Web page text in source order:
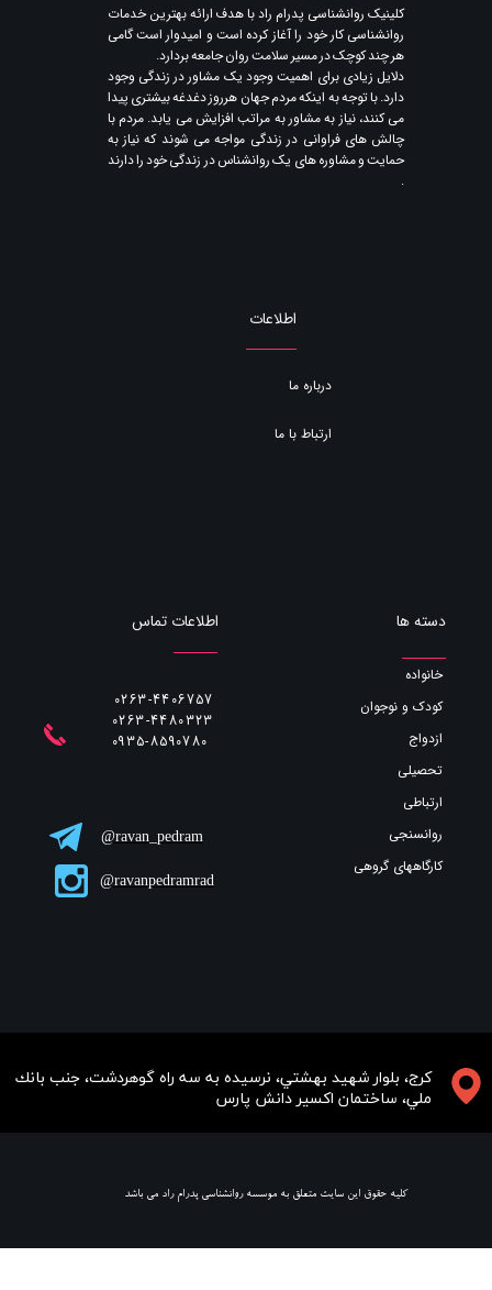
​​​كرج، بلوار شهيد بهشتي، نرسيده به سه راه گوهردشت، جنب بانك
ملي، ساختمان اكسير دانش پارس
​کلینیک روانشناسی پدرام راد با هدف ارائه بهترین خدمات
روانشناسی کار خود را آغاز کرده است و امیدوار است گامی
هر چند کوچک در مسیر سلامت روان جامعه بردارد.
دلایل زیادی برای اهمیت وجود یک مشاور در زندگی وجود
دارد. با توجه به اینکه مردم جهان هرروز دغدغه بیشتری پیدا
می کنند​​​​​​​، نیاز به مشاور به مراتب افزایش می یابد. مردم با
چالش های فراوانی در زندگی مواجه می شوند که نیاز به
حمایت و مشاوره های یک روانشناس در زندگی خود را دارند​​​​​​​
.
خانواده
کودک و نوجوان
ازدواج
تحصیلی
ارتباطی
روانسنجی
کارگاههای گروهی
دسته ها
اطلاعات
اطلاعات تماس
0263-4406757
0263-4480323
ravan_pedram@
ravanpedramrad@
​ كليه حقوق اين سايت متعلق به موسسه روانشناسي پدرام راد مي باشد
درباره ما
ارتباط با ما